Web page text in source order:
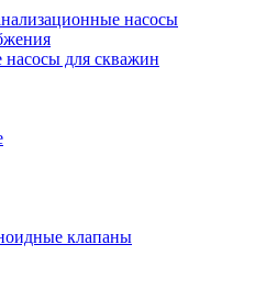
насосы
для скважин
клапаны